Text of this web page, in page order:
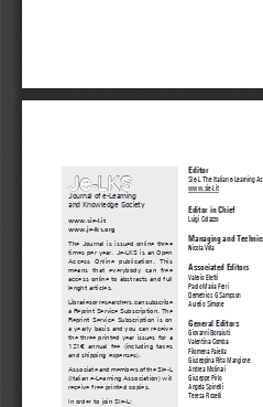
www.sie-l.it
www.je-lks.org
The Journal is issued online three
times per year. Je-LKS is an Open
Access  Online  publication.  This
means  that  everybody  can  free
access online to abstracts and full
lenght articles.
Libraries or researchers, can subscribe
a Reprint Service Subscription. The
Reprint Service Subscription is on
a yearly basis and you can receive
the three printed year issues for a
121€  annual  fee  (including  taxes
and shipping expenses).
Associate and members of the SIe-L
(Italian e-Learning Association) will
receive free printed copies.
In order to join SIe-L:
Editor
SIe-L The Italian e-Learning
www.sie-l.it
Editor in Chief
Luigi Colazzo
Managing and
Nicola Villa
Associated Editors
Valerio Eletti
Paolo Maria Ferri
Demetrios G Sampson
Aurelio Simone
General Editors
Giovanni Bonaiuti
Valentina Comba
Filomena Faiella
Giuseppina Rita Mangione
Andrea Molinari
Giuseppe Pirlo
Angela Spinelli
Teresa Roselli
Je-LKS
Journal of e-Learning
and Knowledge Society